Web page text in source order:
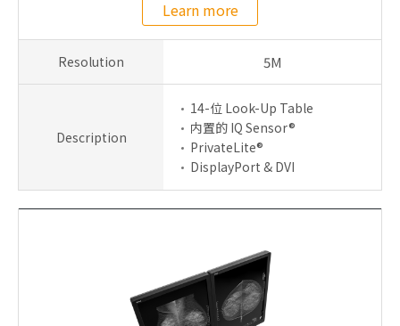
Learn more
Resolution 5M
Description
14-位 Look-Up Table
内置的 IQ Sensor®
PrivateLite®
DisplayPort & DVI